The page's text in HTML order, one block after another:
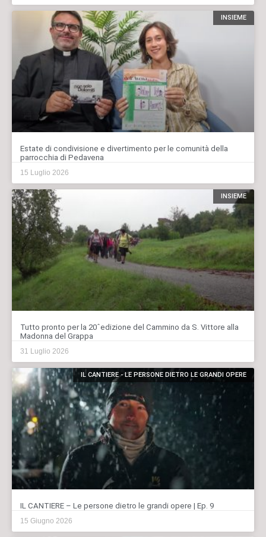
INSIEME
Estate di condivisione e divertimento per le comunità della
parrocchia di Pedavena
15 Luglio 2026
INSIEME
Tutto pronto per la 20ˆedizione del Cammino da S. Vittore alla
Madonna del Grappa
31 Luglio 2026
IL CANTIERE - LE PERSONE DIETRO LE GRANDI OPERE
IL CANTIERE – Le persone dietro le grandi opere | Ep. 9
15 Giugno 2026